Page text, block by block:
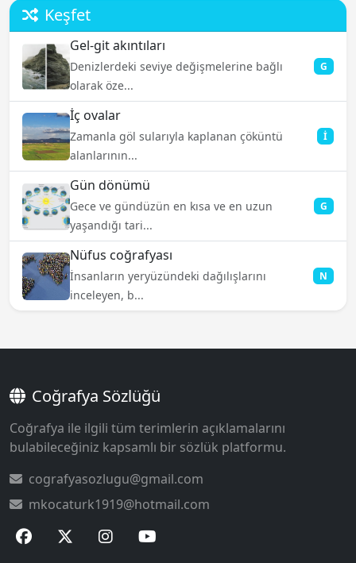
Keşfet
Gel-git akıntıları
Denizlerdeki seviye değişmelerine bağlı
olarak öze...
G
İç ovalar
Zamanla göl sularıyla kaplanan çöküntü
alanlarının...
İ
Gün dönümü
Gece ve gündüzün en kısa ve en uzun
yaşandığı tari...
G
Nüfus coğrafyası
İnsanların yeryüzündeki dağılışlarını
inceleyen, b...
N
Coğrafya Sözlüğü
Coğrafya ile ilgili tüm terimlerin açıklamalarını
bulabileceğiniz kapsamlı bir sözlük platformu.
cografyasozlugu@gmail.com
mkocaturk1919@hotmail.com